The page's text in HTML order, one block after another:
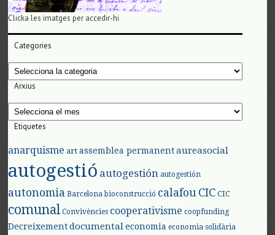
Clicka les imatges per accedir-hi
Categories
Categories
Arxius
Arxius
Etiquetes
anarquisme art assemblea permanent aureasocial
autogestió autogestión autogestión
autonomia Barcelona bioconstrucció calafouCIC CIC
comunal Convivències cooperativisme coopfunding
Decreixement documental economia economia solidària